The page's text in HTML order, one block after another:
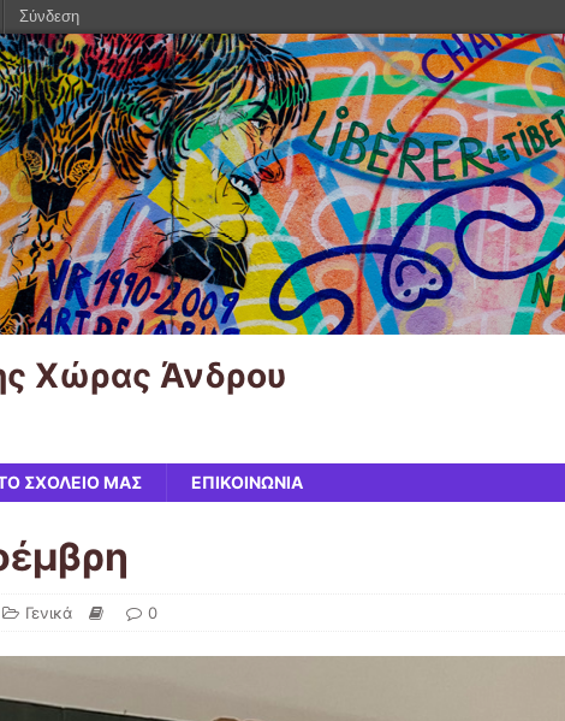
Χώρας Άνδρου
ΣΧΟΛΕΙΟ ΜΑΣ ΕΠΙΚΟΙΝΩΝΙΑ
Γενικά 0
Σύνδεση